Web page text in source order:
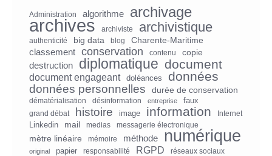
Administration algorithme archivage
archives archiviste archivistique
authenticité big data blog
Charente-Maritime
classement
conservation contenu
copie
destruction
diplomatique document
document engageant doléances données
données personnelles durée de conservation
dématérialisation désinformation entreprise faux
grand débat histoire image information Internet
Linkedin mail medias messagerie électronique
mètre linéaire mémoire méthode numérique
original papier responsabilité RGPD réseaux sociaux